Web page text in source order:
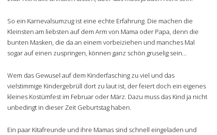
So ein Karnevalsumzug ist eine echte Erfahrung. Die machen die
Kleinsten am liebsten auf dem Arm von Mama oder Papa, denn die
bunten Masken, die da an einem vorbeiziehen und manches Mal
sogar auf einen zuspringen, können ganz schön gruselig sein…
Wem das Gewusel auf dem Kinderfasching zu viel und das
vielstimmige Kindergebrüll dort zu laut ist, der feiert doch ein eigenes
kleines Kostümfest im Februar oder März. Dazu muss das Kind ja nicht
unbedingt in dieser Zeit Geburtstag haben.
Ein paar Kitafreunde und ihre Mamas sind schnell eingeladen und